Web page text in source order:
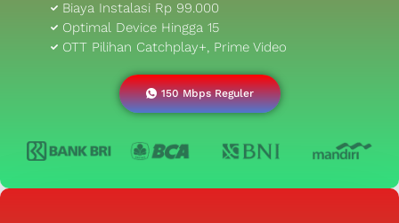
Biaya Instalasi Rp 99.000
Optimal Device Hingga 15
OTT Pilihan Catchplay+, Prime Video
150 Mbps Reguler